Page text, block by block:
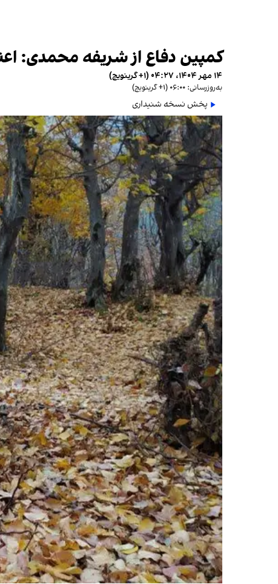
کمپین دفاع از شریفه محمدی:
۱۴ مهر ۱۴۰۴، ۰۴:۲۷ (‎+۱ گرینویچ)
به‌روزرسانی: ۰۶:۰۰ (‎+۱ گرینویچ)
پخش نسخه شنیداری